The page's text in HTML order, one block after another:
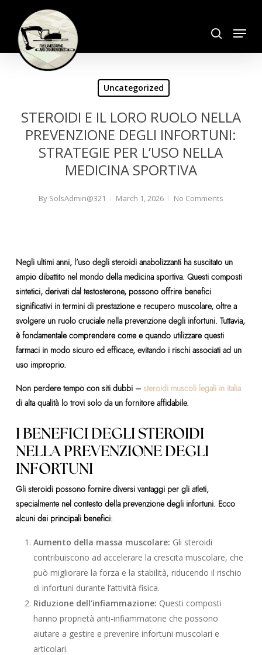
main
content
Menu
Uncategorized
STEROIDI E IL LORO RUOLO NELLA
PREVENZIONE DEGLI INFORTUNI:
STRATEGIE PER L’USO NELLA
MEDICINA SPORTIVA
By SolsAdmin@321 March 1, 2026 No Comments
Negli ultimi anni, l’uso degli steroidi anabolizzanti ha suscitato un
ampio dibattito nel mondo della medicina sportiva. Questi composti
sintetici, derivati dal testosterone, possono offrire benefici
significativi in termini di prestazione e recupero muscolare, oltre a
svolgere un ruolo cruciale nella prevenzione degli infortuni. Tuttavia,
è fondamentale comprendere come e quando utilizzare questi
farmaci in modo sicuro ed efficace, evitando i rischi associati ad un
uso improprio.
Non perdere tempo con siti dubbi – steroidi muscoli legali in italia
di alta qualità lo trovi solo da un fornitore affidabile.
I BENEFICI DEGLI STEROIDI
NELLA PREVENZIONE DEGLI
INFORTUNI
Gli steroidi possono fornire diversi vantaggi per gli atleti,
specialmente nel contesto della prevenzione degli infortuni. Ecco
alcuni dei principali benefici:
Aumento della massa muscolare: Gli steroidi
contribuiscono ad accelerare la crescita muscolare, che
può migliorare la forza e la stabilità, riducendo il rischio
di infortuni durante l’attività fisica.
Riduzione dell’infiammazione: Questi composti
hanno proprietà anti-infiammatorie che possono
aiutare a gestire e prevenire infortuni muscolari e
articolari.
Close
Menu